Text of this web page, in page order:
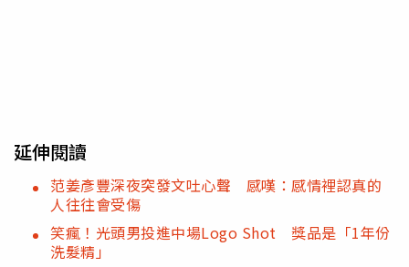
延伸閱讀
范姜彥豐深夜突發文吐心聲 感嘆：感情裡認真的
人往往會受傷
笑瘋！光頭男投進中場Logo Shot 獎品是「1年份
洗髮精」